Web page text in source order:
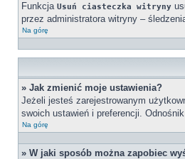
Funkcja Usuń ciasteczka witryny
przez administratora witryny –
Na górę
» Jak zmienić moje ustawienia?
Jeżeli jesteś zarejestrowanym
swoich ustawień i preferencji.
Na górę
» W jaki sposób można zapobiec